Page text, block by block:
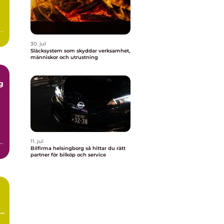
30. jul
Släcksystem som skyddar verksamhet,
människor och utrustning
11. jul
Bilfirma helsingborg så hittar du rätt
partner för bilköp och service